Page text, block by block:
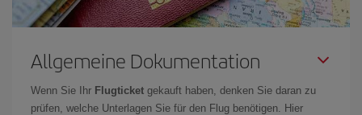
Allgemeine Dokumentation
Wenn Sie Ihr Flugticket gekauft haben, denken Sie daran zu
prüfen, welche Unterlagen Sie für den Flug benötigen. Hier